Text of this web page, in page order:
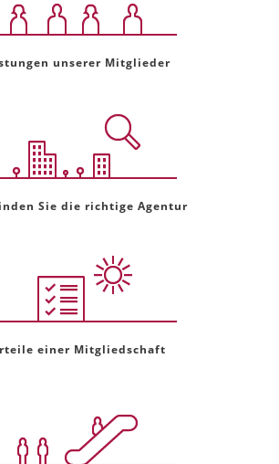
unserer Mitglieder
Sie die richtige Agentur
einer Mitgliedschaft